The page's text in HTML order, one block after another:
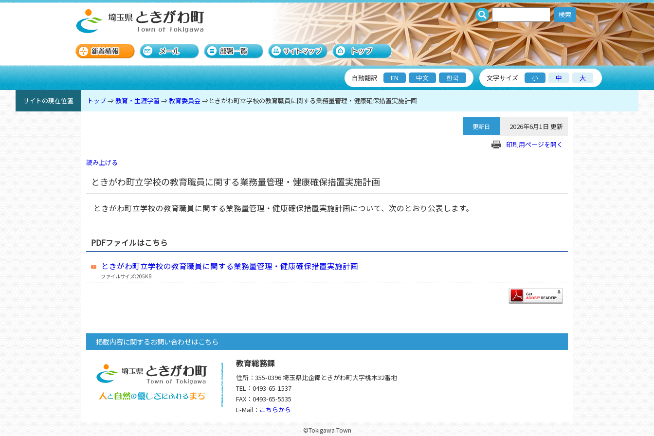
検索
自動翻訳 EN 中文 한국 文字サイズ 小 中 大
サイトの現在位置 トップ⇒教育・生涯学習 ⇒教育委員会⇒ときがわ町立学校の教育職員に関する業務量管理・健康確保措置実施計画
更新日
2026年6月1日 更新
印刷用ページを開く
読み上げる
ときがわ町立学校の教育職員に関する業務量管理・健康確保措置実施計画
ときがわ町立学校の教育職員に関する業務量管理・健康確保措置実施計画について、次のとおり公表します。
PDFファイルはこちら
ときがわ町立学校の教育職員に関する業務量管理・健康確保措置実施計画
ファイルサイズ:205KB
掲載内容に関するお問い合わせはこちら
教育総務課
住所：355-0396 埼玉県比企郡ときがわ町大字桃木32番地
TEL：0493-65-1537
FAX：0493-65-5535
E-Mail： こちらから
©Tokigawa Town